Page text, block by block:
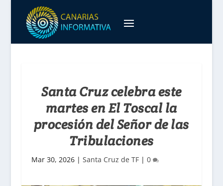
Santa Cruz celebra este
martes en El Toscal la
procesión del Señor de las
Tribulaciones
Mar 30, 2026| Santa Cruz de TF| 0